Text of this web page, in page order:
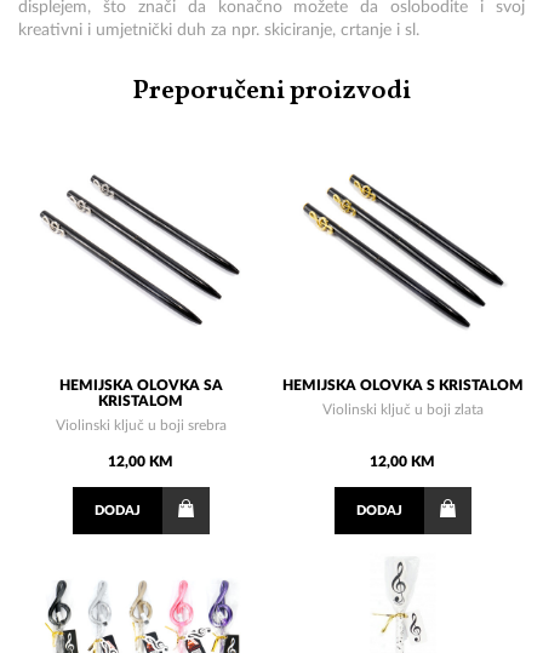
displejem, što znači da konačno možete da oslobodite i svoj
kreativni i umjetnički duh za npr. skiciranje, crtanje i sl.
Preporučeni proizvodi
HEMIJSKA OLOVKA SA
KRISTALOM
Violinski ključ u boji srebra
12,00 KM
DODAJ
HEMIJSKA OLOVKA S KRISTALOM
Violinski ključ u boji zlata
12,00 KM
DODAJ